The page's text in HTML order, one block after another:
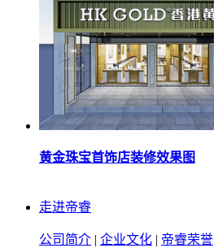
黄金珠宝首饰店装修效果图
走进帝睿
公司简介 | 企业文化 | 帝睿荣誉